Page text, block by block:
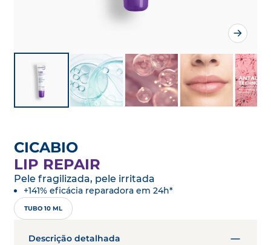
CICABIO
LIP REPAIR
Pele fragilizada, pele irritada
+141% eficácia reparadora em 24h*
TUBO 10 ML
Descrição detalhada